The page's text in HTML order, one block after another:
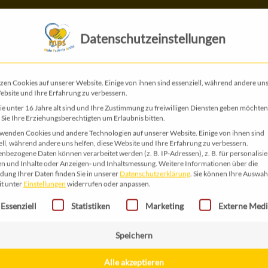
Das ist MPS
Datenschutzeinstellungen
Cookies auf unserer Website. Einige von ihnen sind essenziell, während andere
und Ihre Erfahrung zu verbessern.
unter 16 Jahre alt sind und Ihre Zustimmung zu freiwilligen Diensten geben
Sie Ihre Erziehungsberechtigten um Erlaubnis bitten.
Cookies und andere Technologien auf unserer Website. Einige von ihnen sind
während andere uns helfen, diese Website und Ihre Erfahrung zu verbessern.
Daten können verarbeitet werden (z. B. IP-Adressen), z. B. für
und Inhalte oder Anzeigen- und Inhaltsmessung. Weitere Informationen über die
Ihrer Daten finden Sie in unsererDatenschutzerklärung. Sie können Ihre
unterEinstellungenwiderrufen oder anpassen.
eine Liste der Service-Gruppen, für die eine Einwilligung erteilt
Essenziell Statistiken Marketing Externe
Speichern
Alle akzeptieren